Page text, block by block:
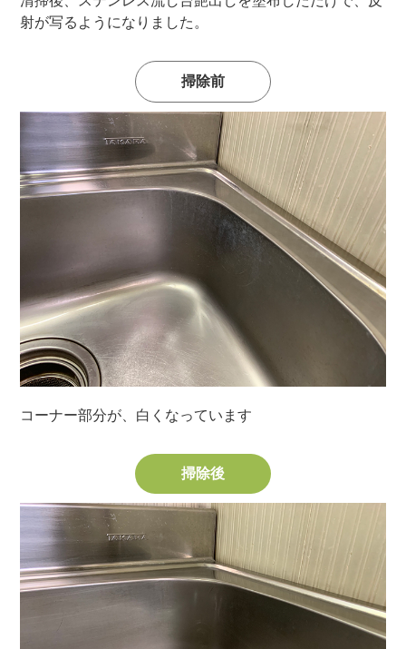
射が写るようになりました。
掃除前
コーナー部分が、白くなっています
掃除後